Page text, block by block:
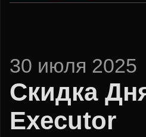
30 июля 2025
Скидка
Executor